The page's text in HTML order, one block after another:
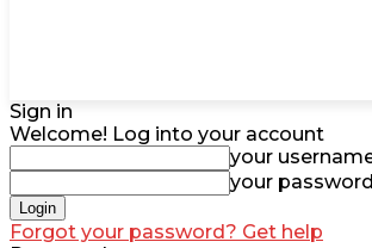
Sign in
Welcome! Log into your account
your
your password
Forgot your password? Get help